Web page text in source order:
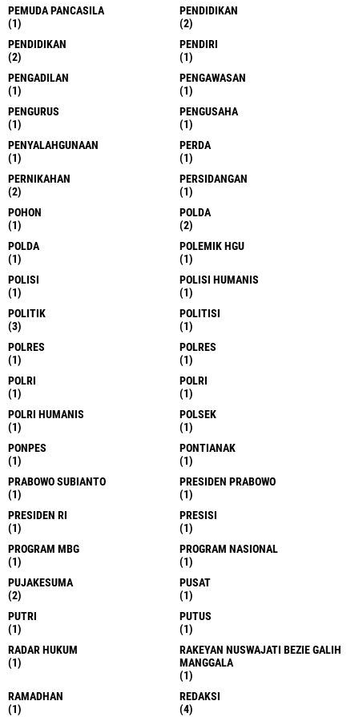
PEMUDA PANCASILA
(1)
PENDIDIKAN
(2)
PENDIDIKAN
(2)
PENDIRI
(1)
PENGADILAN
(1)
PENGAWASAN
(1)
PENGURUS
(1)
PENGUSAHA
(1)
PENYALAHGUNAAN
(1)
PERDA
(1)
PERNIKAHAN
(2)
PERSIDANGAN
(1)
POHON
(1)
POLDA
(2)
POLDA
(1)
POLEMIK HGU
(1)
POLISI
(1)
POLISI HUMANIS
(1)
POLITIK
(3)
POLITISI
(1)
POLRES
(1)
POLRES
(1)
POLRI
(1)
POLRI
(1)
POLRI HUMANIS
(1)
POLSEK
(1)
PONPES
(1)
PONTIANAK
(1)
PRABOWO SUBIANTO
(1)
PRESIDEN PRABOWO
(1)
PRESIDEN RI
(1)
PRESISI
(1)
PROGRAM MBG
(1)
PROGRAM NASIONAL
(1)
PUJAKESUMA
(2)
PUSAT
(1)
PUTRI
(1)
PUTUS
(1)
RADAR HUKUM
(1)
RAKEYAN NUSWAJATI BEZIE GALIH
MANGGALA
(1)
RAMADHAN
(1)
REDAKSI
(4)